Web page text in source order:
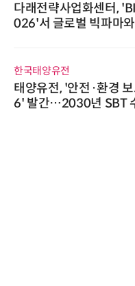
사업화센터, 'BIO USA 2
로벌 빅파마와의 비즈니
전
, '안전·환경 보고서 202
년 SBT 수준 온실